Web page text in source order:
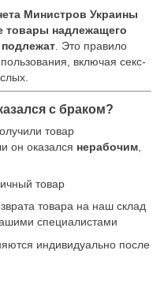
Министров Украины
товары надлежащего
подлежат . Это правило
включая секс-
с браком?
товар
он оказался нерабочим
товар
товара на наш склад
специалистами
индивидуально после